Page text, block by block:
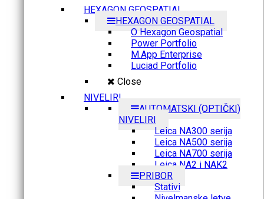
HEXAGON GEOSPATIAL
HEXAGON GEOSPATIAL
O Hexagon Geospatial
Power Portfolio
M.App Enterprise
Luciad Portfolio
Close
NIVELIRI
AUTOMATSKI (OPTIČKI)
NIVELIRI
Leica NA300 serija
Leica NA500 serija
Leica NA700 serija
Leica NA2 i NAK2
PRIBOR
Stativi